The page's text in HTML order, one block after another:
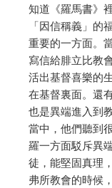
知道《羅馬書》
「因信稱義」的
重要的一方面。
寫信給腓立比教
活出基督喜樂的
在基督裏面。還
也是異端進入到
當中，他們聽到
羅一方面駁斥異
徒，能堅固真理
弗所教會的時候